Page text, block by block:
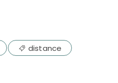
distance